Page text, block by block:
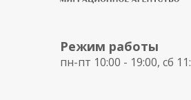
Режим работы
пн-пт 10:00 - 19:00, сб